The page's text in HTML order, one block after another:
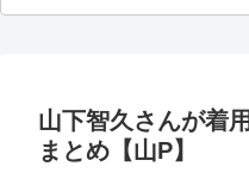
山下智久さんが着
まとめ【山P】